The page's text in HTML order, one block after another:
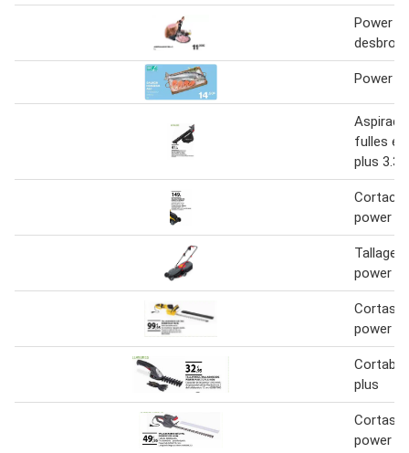
Power
Power
fulles
plus
power
power
power
plus
power